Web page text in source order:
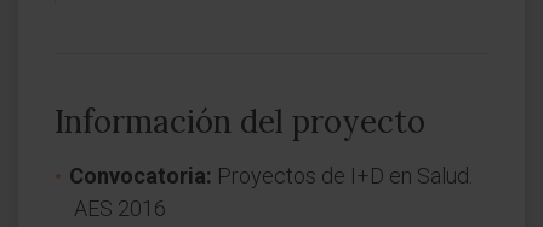
Información del proyecto
Convocatoria: Proyectos de I+D en Salud.
AES 2016